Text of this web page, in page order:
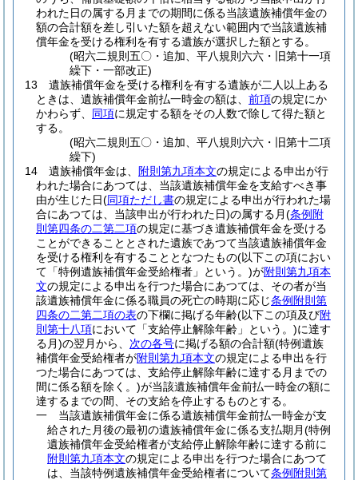
われた日の属する月までの期間に係る当該遺族補償年金の
額の合計額を差し引いた額を超えない範囲内で当該遺族補
償年金を受ける権利を有する遺族が選択した額とする。
(昭六二規則五〇・追加、平八規則六六・旧第十一項
繰下・一部改正)
13
遺族補償年金を受ける権利を有する遺族が二人以上ある
ときは、遺族補償年金前払一時金の額は、 前項の規定にか
かわらず、 同項に規定する額をその人数で除して得た額と
する。
(昭六二規則五〇・追加、平八規則六六・旧第十二項
繰下)
14
遺族補償年金は、 附則第九項本文の規定による申出が行
われた場合にあつては、当該遺族補償年金を支給すべき事
由が生じた日(同項ただし書の規定による申出が行われた場
合にあつては、当該申出が行われた日)の属する月(条例附
則第四条の二第二項の規定に基づき遺族補償年金を受ける
ことができることとされた遺族であつて当該遺族補償年金
を受ける権利を有することとなつたもの(以下この項におい
て「特例遺族補償年金受給権者」という。)が附則第九項本
文の規定による申出を行つた場合にあつては、その者が当
該遺族補償年金に係る職員の死亡の時期に応じ条例附則第
四条の二第二項の表の下欄に掲げる年齢(以下この項及び附
則第十八項において「支給停止解除年齢」という。)に達す
る月)の翌月から、 次の各号に掲げる額の合計額(特例遺族
補償年金受給権者が附則第九項本文の規定による申出を行
つた場合にあつては、支給停止解除年齢に達する月までの
間に係る額を除く。)が当該遺族補償年金前払一時金の額に
達するまでの間、その支給を停止するものとする。
一
当該遺族補償年金に係る遺族補償年金前払一時金が支
給された月後の最初の遺族補償年金に係る支払期月(特例
遺族補償年金受給権者が支給停止解除年齢に達する前に
附則第九項本文の規定による申出を行つた場合にあつて
は、当該特例遺族補償年金受給権者について条例附則第